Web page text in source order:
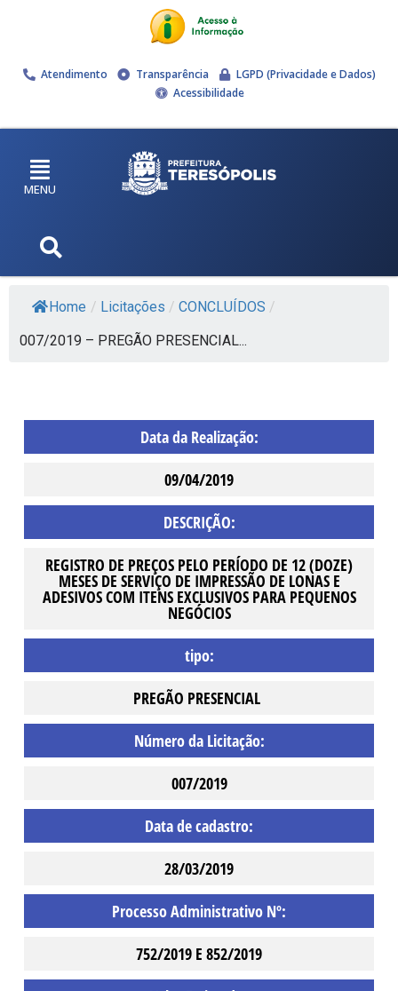
Atendimento Transparência
LGPD (Privacidade e Dados)
Acessibilidade
MENU
Home / Licitações / CONCLUÍDOS /
007/2019 – PREGÃO PRESENCIAL...
Data da Realização:
09/04/2019
DESCRIÇÃO:
REGISTRO DE PREÇOS PELO PERÍODO DE 12 (DOZE)
MESES DE SERVIÇO DE IMPRESSÃO DE LONAS E
ADESIVOS COM ITENS EXCLUSIVOS PARA PEQUENOS
NEGÓCIOS
tipo:
PREGÃO PRESENCIAL
Número da Licitação:
007/2019
Data de cadastro:
28/03/2019
Processo Administrativo Nº:
752/2019 E 852/2019